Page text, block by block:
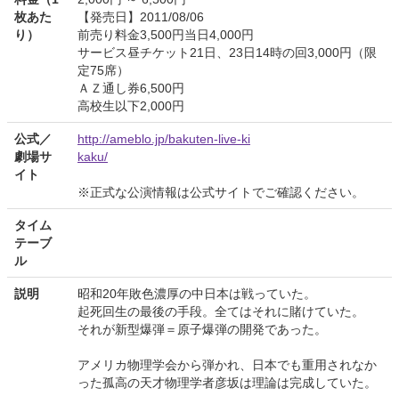
枚あた
り）
【発売日】2011/08/06
前売り料金3,500円当日4,000円
サービス昼チケット21日、23日14時の回3,000円（限
定75席）
ＡＺ通し券6,500円
高校生以下2,000円
公式／
劇場サ
イト
http://ameblo.jp/bakuten-live-ki
kaku/
※正式な公演情報は公式サイトでご確認ください。
タイム
テーブ
ル
説明
昭和20年敗色濃厚の中日本は戦っていた。
起死回生の最後の手段。全てはそれに賭けていた。
それが新型爆弾＝原子爆弾の開発であった。
アメリカ物理学会から弾かれ、日本でも重用されなか
った孤高の天才物理学者彦坂は理論は完成していた。